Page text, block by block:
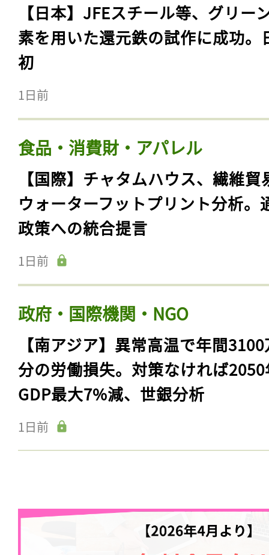
【日本】JFEスチール等、グリー
素を用いた還元鉄の試作に成功。
初
1日前
食品・消費財・アパレル
【国際】チャタムハウス、繊維貿
ウォーターフットプリント分析。
政策への統合提言
1日前
政府・国際機関・NGO
【南アジア】異常高温で年間
分の労働損失。対策なければ
GDP最大7%減、世銀分析
1日前